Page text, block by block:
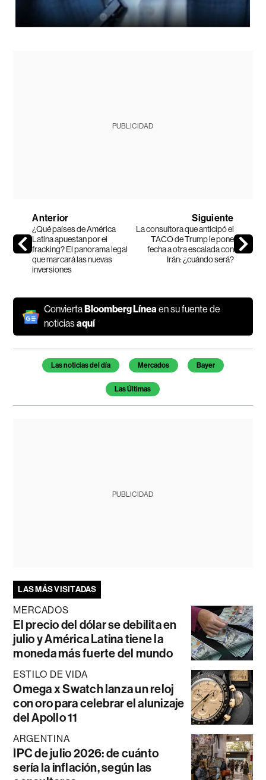
PUBLICIDAD
Anterior
¿Qué países de América
Latina apuestan por el
fracking? El panorama legal
que marcará las nuevas
inversiones
Siguiente
La consultora que anticipó el
TACO de Trump le pone
fecha a otra escalada con
Irán: ¿cuándo será?
Convierta Bloomberg Líneaen su fuente de
noticiasaquí
Temas de este artículo
Las noticias del día Mercados Bayer
Las Últimas
PUBLICIDAD
LAS MÁS VISITADAS
MERCADOS
El precio del dólar se debilita en
julio y América Latina tiene la
moneda más fuerte del mundo
ESTILO DE VIDA
Omega x Swatch lanza un reloj
con oro para celebrar el alunizaje
del Apollo 11
ARGENTINA
IPC de julio 2026: de cuánto
sería la inflación, según las